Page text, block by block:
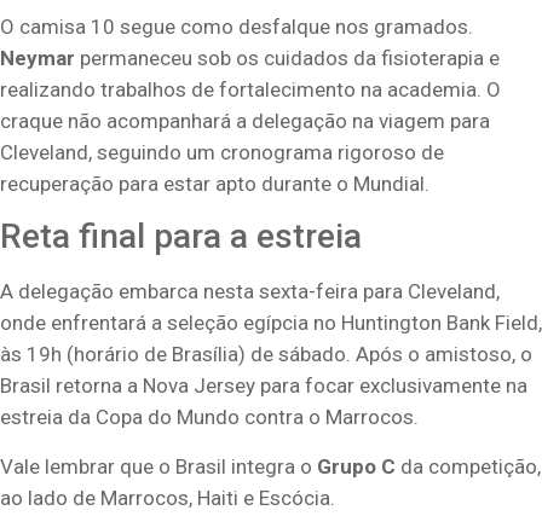
O camisa 10 segue como desfalque nos gramados.
Neymar permaneceu sob os cuidados da fisioterapia e
realizando trabalhos de fortalecimento na academia. O
craque não acompanhará a delegação na viagem para
Cleveland, seguindo um cronograma rigoroso de
recuperação para estar apto durante o Mundial.
Reta final para a estreia
A delegação embarca nesta sexta-feira para Cleveland,
onde enfrentará a seleção egípcia no Huntington Bank Field,
às 19h (horário de Brasília) de sábado. Após o amistoso, o
Brasil retorna a Nova Jersey para focar exclusivamente na
estreia da Copa do Mundo contra o Marrocos.
Vale lembrar que o Brasil integra o Grupo C da competição,
ao lado de Marrocos, Haiti e Escócia.